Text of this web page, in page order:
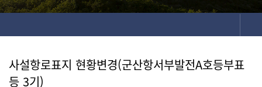
사설항로표지 현황변경(군산항서부발전A호등부표
등 3기)